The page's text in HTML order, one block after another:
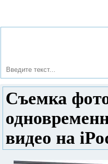
Съемка
видео на